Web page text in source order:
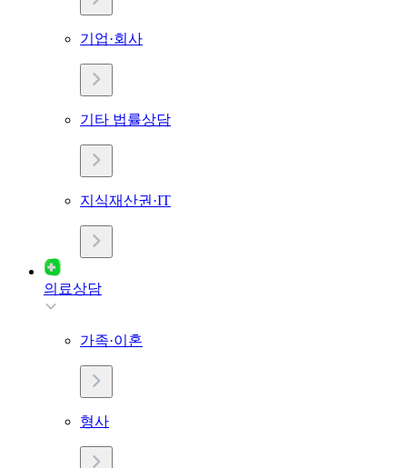
기업·회사
기타 법률상담
지식재산권·IT
의료상담
가족·이혼
형사